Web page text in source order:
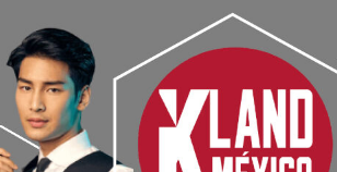
contenido